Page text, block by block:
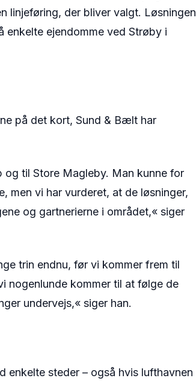
linjeføring, der bliver valgt. Løsningen
ejendomme ved Strøby i
på det kort, Sund & Bælt har
og til Store Magleby. Man kunne for
men vi har vurderet, at de løsninger,
og gartnerierne i området,« siger
trin endnu, før vi kommer frem til
nogenlunde kommer til at følge de
undervejs,« siger han.
steder – også hvis lufthavnen